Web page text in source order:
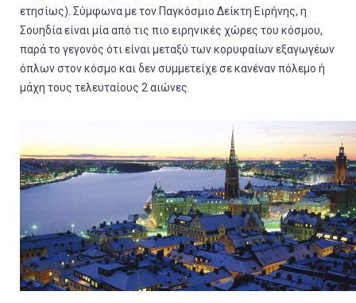
ετησίως). Σύμφωνα με τον Παγκόσμιο Δείκτη Ειρήνης, η
Σουηδία είναι μία από τις πιο ειρηνικές χώρες του κόσμου,
παρά το γεγονός ότι είναι μεταξύ των κορυφαίων εξαγωγέων
όπλων στον κόσμο και δεν συμμετείχε σε κανέναν πόλεμο ή
μάχη τους τελευταίους 2 αιώνες.